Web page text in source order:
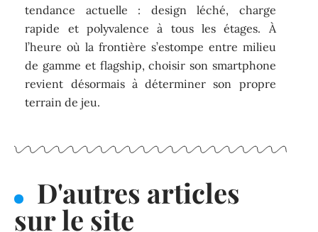
tendance actuelle : design léché, charge
rapide et polyvalence à tous les étages. À
l’heure où la frontière s’estompe entre milieu
de gamme et flagship, choisir son smartphone
revient désormais à déterminer son propre
terrain de jeu.
D'autres articles
sur le site